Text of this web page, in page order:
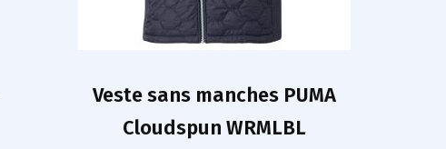
Veste sans manches PUMA
Cloudspun WRMLBL